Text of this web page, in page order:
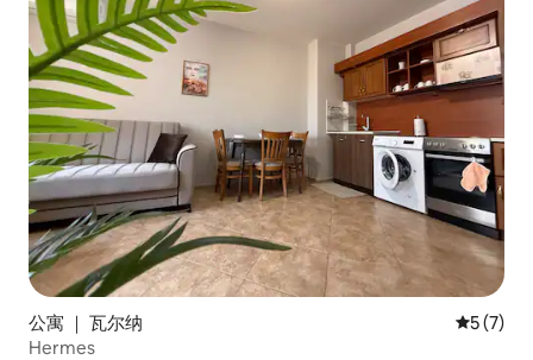
公寓 ｜ 瓦尔纳 平均评分
5 (7)
Hermes